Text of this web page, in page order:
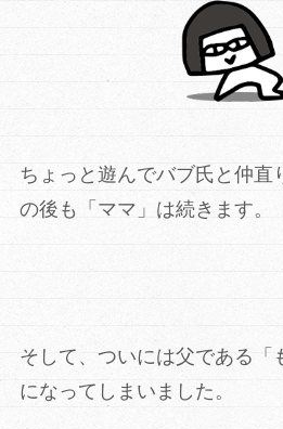
ちょっと遊んでバブ氏と仲直
の後も「ママ」は続きます。
そして、ついには父である「
になってしまいました。